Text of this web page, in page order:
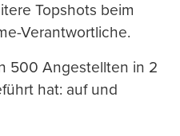
Topshots beim
Verantwortliche.
500 Angestellten in 2
hat: auf und